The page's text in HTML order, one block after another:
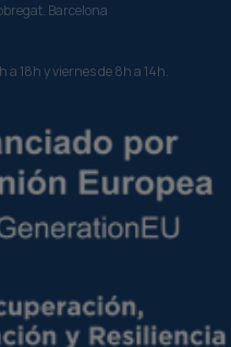
Barcelona
a 18h y viernes de 8h a 14h.